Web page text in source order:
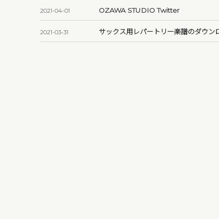
2021-04-01 OZAWA STUDIO Twitter
2021-03-31 サックス用レパートリー楽譜のダウン